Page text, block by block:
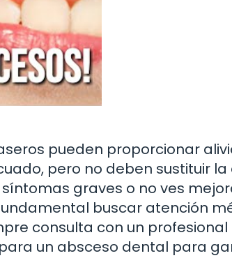
pueden proporcionar
pero no deben sustituir la
graves o no ves
buscar atención
consulta con un profesional
un absceso dental para